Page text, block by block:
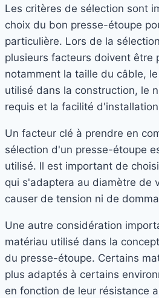
Les critères de sélection sont
choix du bon presse-étoupe
particulière. Lors de la
plusieurs facteurs doivent être
notamment la taille du câble,
utilisé dans la construction, le
requis et la facilité
Un facteur clé à prendre en
sélection d'un presse-étoupe
utilisé. Il est important de
qui s'adaptera au diamètre de
causer de tension ni de
Une autre considération
matériau utilisé dans la
du presse-étoupe. Certains
plus adaptés à certains
en fonction de leur résistance